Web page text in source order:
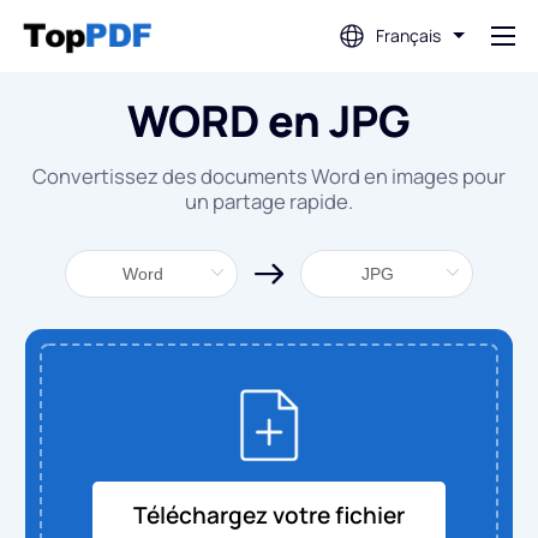
Français
Modifier PDF
Traduire PDF
Fusionner PDF
Diviser PDF
Compresser PDF
Convertir depuis PDF
WORD en JPG
Convertissez des documents Word en images pour
un partage rapide.
Téléchargez votre fichier